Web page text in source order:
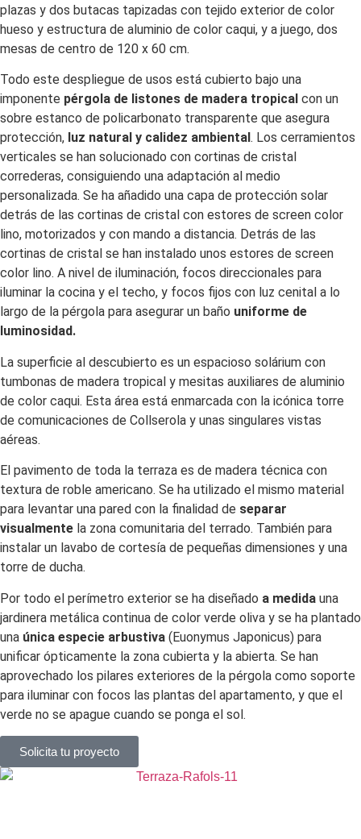
plazas y dos butacas tapizadas con tejido exterior de color
hueso y estructura de aluminio de color caqui, y a juego, dos
mesas de centro de 120 x 60 cm.
Todo este despliegue de usos está cubierto bajo una
imponente pérgola de listones de madera tropical con un
sobre estanco de policarbonato transparente que asegura
protección, luz natural y calidez ambiental . Los cerramientos
verticales se han solucionado con cortinas de cristal
correderas, consiguiendo una adaptación al medio
personalizada. Se ha añadido una capa de protección solar
detrás de las cortinas de cristal con estores de screen color
lino, motorizados y con mando a distancia. Detrás de las
cortinas de cristal se han instalado unos estores de screen
color lino. A nivel de iluminación, focos direccionales para
iluminar la cocina y el techo, y focos fijos con luz cenital a lo
largo de la pérgola para asegurar un baño uniforme de
luminosidad.
La superficie al descubierto es un espacioso solárium con
tumbonas de madera tropical y mesitas auxiliares de aluminio
de color caqui. Esta área está enmarcada con la icónica torre
de comunicaciones de Collserola y unas singulares vistas
aéreas.
El pavimento de toda la terraza es de madera técnica con
textura de roble americano. Se ha utilizado el mismo material
para levantar una pared con la finalidad de separar
visualmente la zona comunitaria del terrado. También para
instalar un lavabo de cortesía de pequeñas dimensiones y una
torre de ducha.
Por todo el perímetro exterior se ha diseñado a medida una
jardinera metálica continua de color verde oliva y se ha plantado
una única especie arbustiva (Euonymus Japonicus) para
unificar ópticamente la zona cubierta y la abierta. Se han
aprovechado los pilares exteriores de la pérgola como soporte
para iluminar con focos las plantas del apartamento, y que el
verde no se apague cuando se ponga el sol.
Solicita tu proyecto